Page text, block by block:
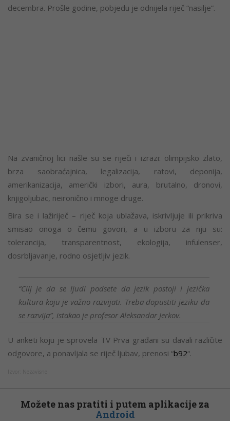
decembra. Prošle godine, pobjedu je odnijela riječ “nasilje”.
Na zvaničnoj lici našle su se riječi i izrazi: olimpijsko zlato,
brza saobraćajnica, legalizacija, ratovi, deponija,
amerikanizacija, američki izbori, aura, brutalno, dronovi,
knjigoljubac, neironično i mnoge druge.
Bira se i lažiriječ – riječ koja ublažava, iskrivljuje ili prikriva
smisao onoga o čemu govori, a u izboru za nju su:
tolerancija, transparentnost, ekologija, infulenser,
dosrbljavanje, rodno osjetljiv jezik.
“Cilj je da se ljudi podsete da jezik postoji i jezička
kultura koju je važno razvijati. Treba dopustiti jeziku da
se razvija”, istakao je profesor Aleksandar Jerkov.
U anketi koju je sprovela TV Prva građani su davali različite
odgovore, a ponavljala se riječ ljubav, prenosi “b92“.
Možete nas pratiti i putem aplikacije za
Android